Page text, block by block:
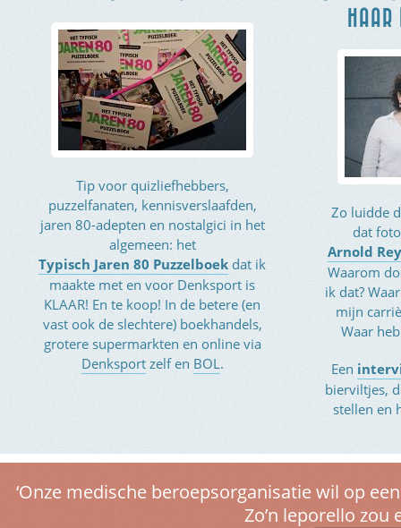
Tip voor quizliefhebbers,
puzzelfanaten, kennisverslaafden,
jaren 80-adepten en nostalgici in het
algemeen: het
Typisch Jaren 80 Puzzelboek dat ik
maakte met en voor Denksport is
KLAAR! En te koop! In de betere (en
vast ook de slechtere) boekhandels,
grotere supermarkten en online via
Denksportzelf en BOL.
Zo luidde
dat
Arnold
Waarom
ik dat?
mijn
Waar
Een
bierviltjes,
stellen en
‘Onze medische beroepsorganisatie wil op
Zo’n leporello zou